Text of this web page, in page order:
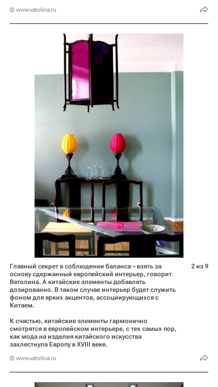
© www.vatolina.ru
Главный секрет в соблюдении баланса – взять за
основу сдержанный европейский интерьер, говорит
Ватолина. А китайские элементы добавлять
дозированно. В таком случае интерьер будет служить
фоном для ярких акцентов, ассоциирующихся с
Китаем.
К счастью, китайские элементы гармонично
смотрятся в европейском интерьере, с тех самых пор,
как мода на изделия китайского искусства
захлестнула Европу в XVIII веке.
© www.vatolina.ru
2 из 9